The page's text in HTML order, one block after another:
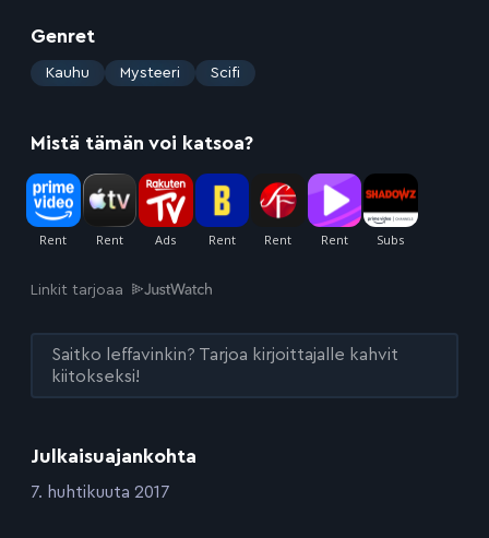
Julkaisuajankohta
:7. huhtikuuta 2017
Genret
: Kauhu Mysteeri Scifi
Mistä tämän voi katsoa?
Linkit tarjoaa
Saitko leffavinkin? Tarjoa kirjoittajalle kahvit
kiitokseksi!